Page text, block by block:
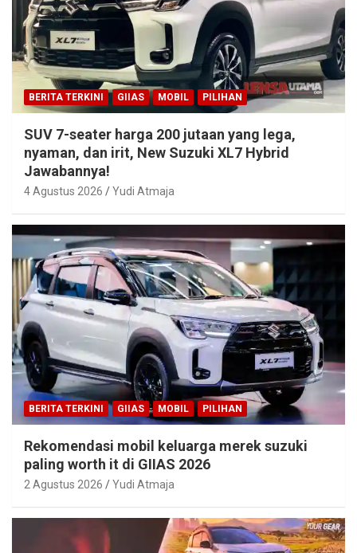
BERITA TERKINI GIIAS MOBIL PILIHAN
SUV 7-seater harga 200 jutaan yang lega,
nyaman, dan irit, New Suzuki XL7 Hybrid
Jawabannya!
4 Agustus 2026 Yudi Atmaja
BERITA TERKINI GIIAS MOBIL PILIHAN
Rekomendasi mobil keluarga merek suzuki
paling worth it di GIIAS 2026
2 Agustus 2026 Yudi Atmaja